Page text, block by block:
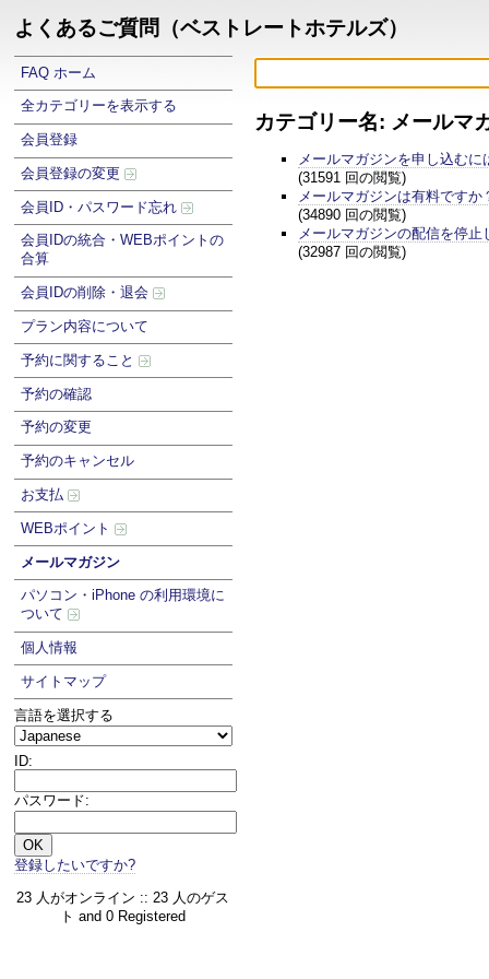
よくあるご質問（ベストレートホテルズ）
FAQ ホーム
全カテゴリーを表示する
会員登録
会員登録の変更
会員ID・パスワード忘れ
会員IDの統合・WEBポイントの
合算
会員IDの削除・退会
プラン内容について
予約に関すること
予約の確認
予約の変更
予約のキャンセル
お支払
WEBポイント
メールマガジン
パソコン・iPhone の利用環境に
ついて
個人情報
サイトマップ
言語を選択する
ID:
パスワード:
登録したいですか?
23 人がオンライン :: 23 人のゲス
ト and 0 Registered
カテゴリー名: メールマ
メールマガジンを申し込む
(31591 回の閲覧)
メールマガジンは有料ですか
(34890 回の閲覧)
メールマガジンの配信を停止
(32987 回の閲覧)